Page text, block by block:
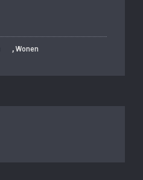
, Wonen